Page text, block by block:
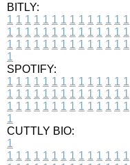
BITLY:
1 1 1 1 1 1 1 1 1 1 1 1 1 1
1 1 1 1 1 1 1 1 1 1 1 1 1 1
1 1 1 1 1 1 1 1 1 1 1 1 1 1
1
SPOTIFY:
1 1 1 1 1 1 1 1 1 1 1 1 1 1
1 1 1 1 1 1 1 1 1 1 1 1 1 1
1 1 1 1 1 1 1 1 1 1 1 1 1 1
1
CUTTLY BIO:
1
1 1 1 1 1 1 1 1 1 1 1 1 1 1